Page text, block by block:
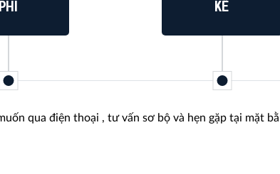
Phí
kế
qua điện thoại , tư vấn sơ bộ và hẹn gặp tại mặt